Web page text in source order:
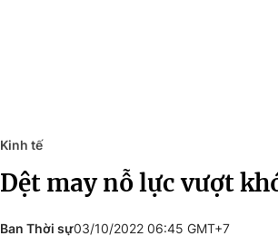
Kinh tế
Dệt may nỗ lực vượt
Ban Thời sự03/10/2022 06:45 GMT+7